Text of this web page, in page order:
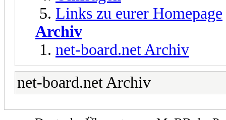
Links zu eurer Homepage
Archiv
net-board.net Archiv
net-board.net Archiv